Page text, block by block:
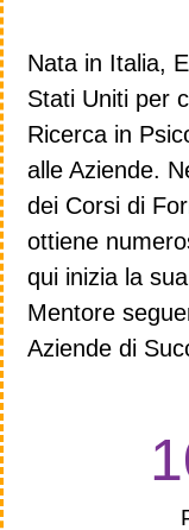
Nata in Italia,
Stati Uniti per
Ricerca in
alle Aziende.
dei Corsi di
ottiene
qui inizia la
Mentore
Aziende di